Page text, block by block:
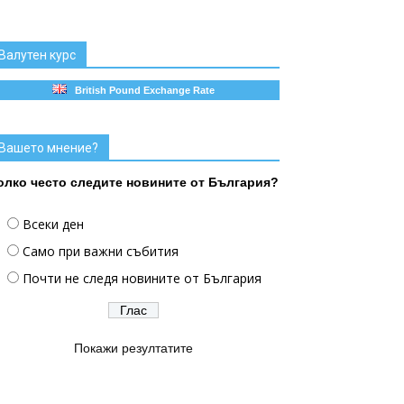
курс
British Pound Exchange Rate
мнение?
често следите новините от България?
Всеки ден
Само при важни събития
Почти не следя новините от България
Покажи резултатите